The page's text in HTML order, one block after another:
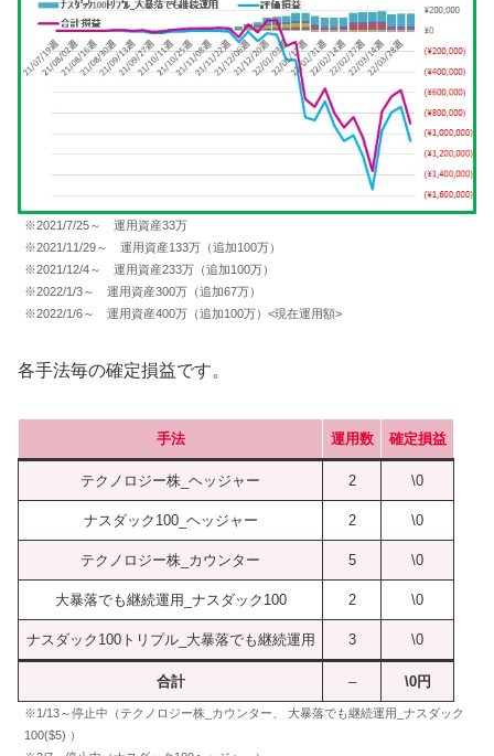
※2021/7/25～ 運用資産33万
※2021/11/29～ 運用資産133万（追加100万）
※2021/12/4～ 運用資産233万（追加100万）
※2022/1/3～ 運用資産300万（追加67万）
※2022/1/6～ 運用資産400万（追加100万）<現在運用額>
各手法毎の確定損益です。
手法 運用数 確定損益
テクノロジー株_ヘッジャー 2 \0
ナスダック100_ヘッジャー 2 \0
テクノロジー株_カウンター 5 \0
大暴落でも継続運用_ナスダック100 2 \0
ナスダック100トリプル_大暴落でも継続運用 3 \0
合計 – \0円
※1/13～停止中（テクノロジー株_カウンター、 大暴落でも継続運用_ナスダック
100($5) ）